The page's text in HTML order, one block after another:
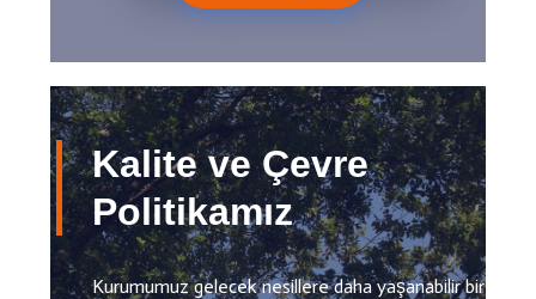
Kalite ve Çevre
Politikamız
Kurumumuz gelecek nesillere daha yaşanabilir bir